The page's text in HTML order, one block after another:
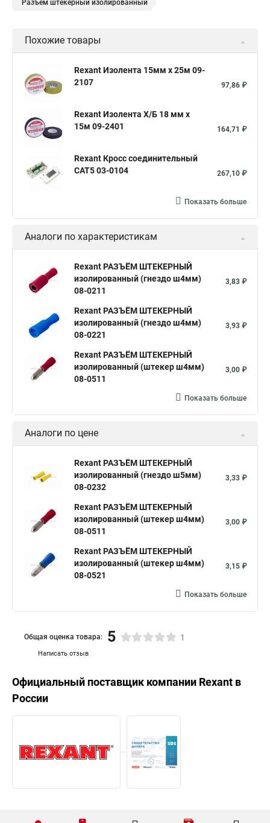
Разъем штекерный изолированный
Похожие товары
Rexant Изолента 15мм х 25м 09-
2107
97,86 ₽
Rexant Изолента Х/Б 18 мм х
15м 09-2401
164,71 ₽
Rexant Кросс соединительный
CAT5 03-0104
267,10 ₽
Показать больше
Аналоги по характеристикам
Rexant РАЗЪЁМ ШТЕКЕРНЫЙ
изолированный (гнездо ш4мм)
08-0211
3,83 ₽
Rexant РАЗЪЁМ ШТЕКЕРНЫЙ
изолированный (гнездо ш4мм)
08-0221
3,93 ₽
Rexant РАЗЪЁМ ШТЕКЕРНЫЙ
изолированный (штекер ш4мм)
08-0511
3,00 ₽
Показать больше
Аналоги по цене
Rexant РАЗЪЁМ ШТЕКЕРНЫЙ
изолированный (гнездо ш5мм)
08-0232
3,33 ₽
Rexant РАЗЪЁМ ШТЕКЕРНЫЙ
изолированный (штекер ш4мм)
08-0511
3,00 ₽
Rexant РАЗЪЁМ ШТЕКЕРНЫЙ
изолированный (штекер ш4мм)
08-0521
3,15 ₽
Показать больше
Написать отзыв
Общая оценка товара: 5 1
Официальный поставщик компании Rexant в
России